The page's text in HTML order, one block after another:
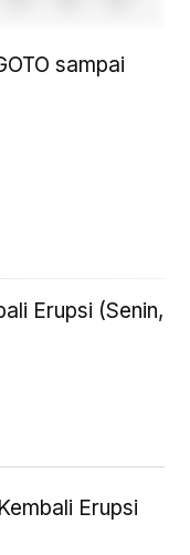
sampai
Erupsi (Senin,
Erupsi